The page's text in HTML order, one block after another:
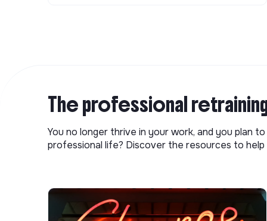
The professional
You no longer thrive in your work, and you plan
professional life? Discover the resources to